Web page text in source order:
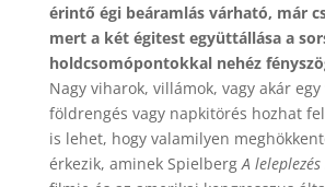
érintő égi beáramlás várható, már
mert a két égitest együttállása a
holdcsomópontokkal nehéz
Nagy viharok, villámok, vagy akár
földrengés vagy napkitörés hozhat
is lehet, hogy valamilyen
érkezik, aminek SpielbergA